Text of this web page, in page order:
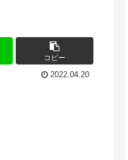
コピー
2022.04.20